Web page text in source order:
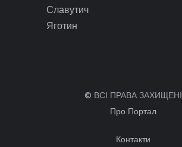
Славутич
Яготин
© ВСІ ПРАВА ЗАХИЩЕНІ
Про Портал
Контакти